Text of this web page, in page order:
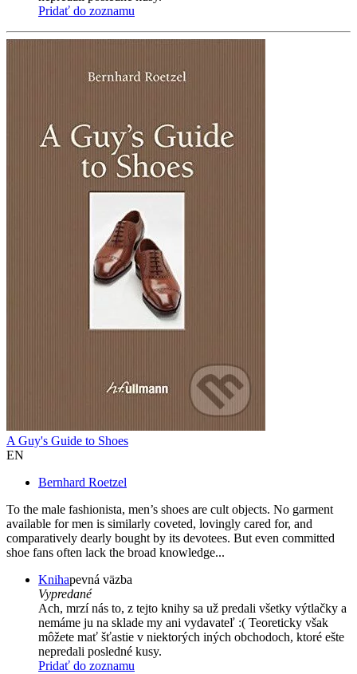
Pridať do zoznamu
A Guy's Guide to Shoes
EN
Bernhard Roetzel
To the male fashionista, men’s shoes are cult objects. No garment
available for men is similarly coveted, lovingly cared for, and
comparatively dearly bought by its devotees. But even committed
shoe fans often lack the broad knowledge...
Knihapevná väzba
Vypredané
Ach, mrzí nás to, z tejto knihy sa už predali všetky výtlačky a
nemáme ju na sklade my ani vydavateľ :( Teoreticky však
môžete mať šťastie v niektorých iných obchodoch, ktoré ešte
nepredali posledné kusy.
Pridať do zoznamu